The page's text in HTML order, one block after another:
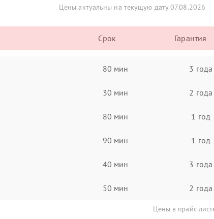
Цены актуальны на текущую дату 07.08.2026
Срок Гарантия
80 мин 3 года
30 мин 2 года
80 мин 1 год
90 мин 1 год
40 мин 3 года
50 мин 2 года
Цены в прайс-